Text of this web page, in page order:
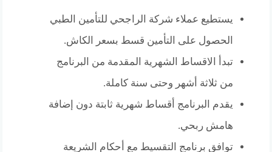
يستطيع عملاء شركة الراجحي للتأمين الطبي
الحصول على التأمين قسط بسعر الكاش.
تبدأ الاقساط الشهرية المقدمة من البرنامج
من ثلاثة أشهر وحتى سنة كاملة.
يقدم البرنامج أقساط شهرية ثابتة دون إضافة
هامش ربحي.
توافق برنامج التقسيط مع أحكام الشريعة